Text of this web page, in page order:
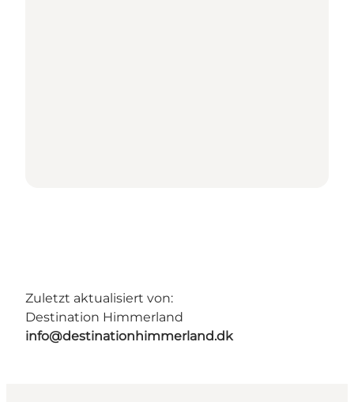
Zuletzt aktualisiert von:
Destination Himmerland
info@destinationhimmerland.dk